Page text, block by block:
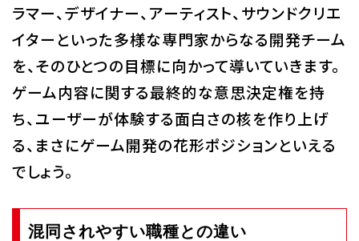
ラマー、デザイナー、アーティスト、サウンドクリエ
イターといった多様な専門家からなる開発チーム
を、そのひとつの目標に向かって導いていきます。
ゲーム内容に関する最終的な意思決定権を持
ち、ユーザーが体験する面白さの核を作り上げ
る、まさにゲーム開発の花形ポジションといえる
でしょう。
混同されやすい職種との違い